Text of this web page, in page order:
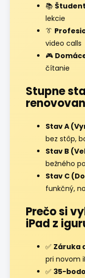
📚
lekcie
👔
video calls
🎮
čítanie
Stupne
Stav A
bez stôp,
Stav B
bežného
Stav C
funkčný,
Prečo si
iPad z
✅ Záruka
pri novom
✅ 35-